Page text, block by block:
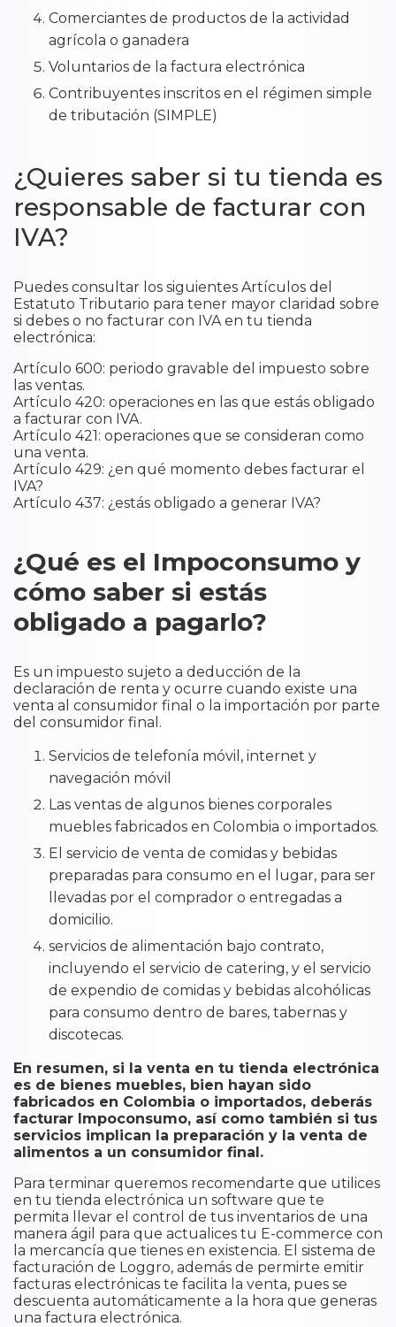
Comerciantes de productos de la actividad
agrícola o ganadera
Voluntarios de la factura electrónica
Contribuyentes inscritos en el régimen simple
de tributación (SIMPLE)
¿Quieres saber si tu tienda es
responsable de facturar con
IVA?​
Puedes consultar los siguientes Artículos del
Estatuto Tributario para tener mayor claridad sobre
si debes o no facturar con IVA en tu tienda
electrónica:
Artículo 600: periodo gravable del impuesto sobre
las ventas.
Artículo 420: operaciones en las que estás obligado
a facturar con IVA.
Artículo 421: operaciones que se consideran como
una venta.
Artículo 429: ¿en qué momento debes facturar el
IVA?
Artículo 437: ¿estás obligado a generar IVA?
¿Qué es el Impoconsumo y
cómo saber si estás
obligado a pagarlo?
Es un impuesto sujeto a deducción de la
declaración de renta y ocurre cuando existe una
venta al consumidor final o la importación por parte
del consumidor final.
Servicios de telefonía móvil, internet y
navegación móvil
Las ventas de algunos bienes corporales
muebles fabricados en Colombia o importados.
El servicio de venta de comidas y bebidas
preparadas para consumo en el lugar, para ser
llevadas por el comprador o entregadas a
domicilio.
servicios de alimentación bajo contrato,
incluyendo el servicio de catering, y el servicio
de expendio de comidas y bebidas alcohólicas
para consumo dentro de bares, tabernas y
discotecas.
En resumen, si la venta en tu tienda electrónica
es de bienes muebles, bien hayan sido
fabricados en Colombia o importados, deberás
facturar Impoconsumo, así como también si tus
servicios implican la preparación y la venta de
alimentos a un consumidor final.
Para terminar queremos recomendarte que utilices
en tu tienda electrónica un software que te
permita llevar el control de tus inventarios de una
manera ágil para que actualices tu E-commerce con
la mercancía que tienes en existencia. El sistema de
facturación de Loggro, además de permirte emitir
facturas electrónicas te facilita la venta, pues se
descuenta automáticamente a la hora que generas
una factura electrónica.